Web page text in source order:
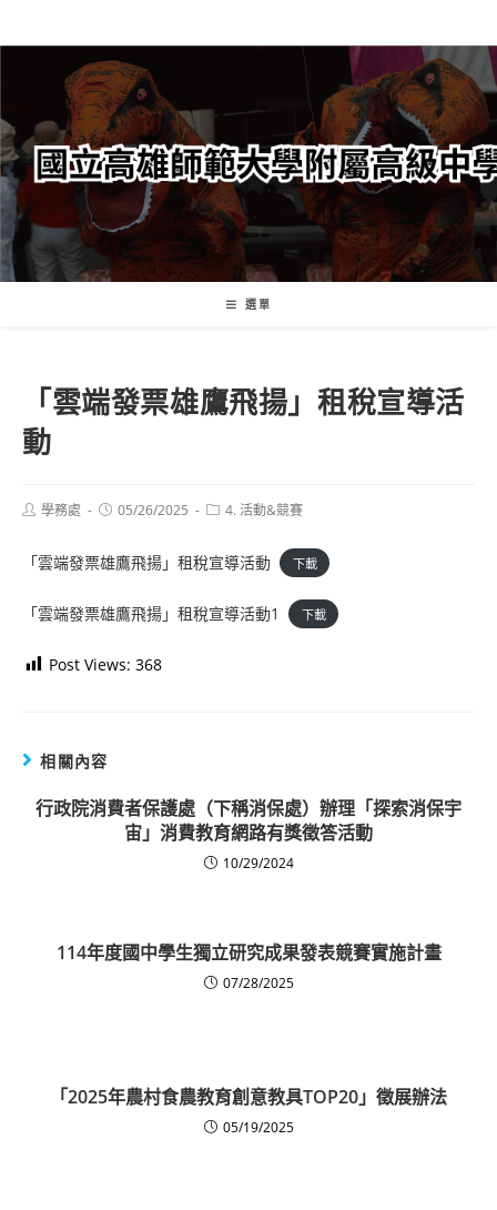
轉
要
內
容
選單
「雲端發票雄鷹飛揚」租稅宣導活
動
Post學務處
Post05/26/2025
Post4. 活動&競賽
「雲端發票雄鷹飛揚」租稅宣導活動 下載
「雲端發票雄鷹飛揚」租稅宣導活動1 下載
Post Views: 368
相關內容
行政院消費者保護處（下稱消保處）辦理「探索消保宇
宙」消費教育網路有獎徵答活動
10/29/2024
114年度國中學生獨立研究成果發表競賽實施計畫
07/28/2025
「2025年農村食農教育創意教具TOP20」徵展辦法
05/19/2025